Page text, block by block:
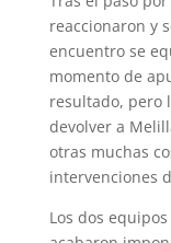
reaccionaron y
encuentro se
momento de
resultado, pero
devolver a
otras muchas
intervenciones
Los dos